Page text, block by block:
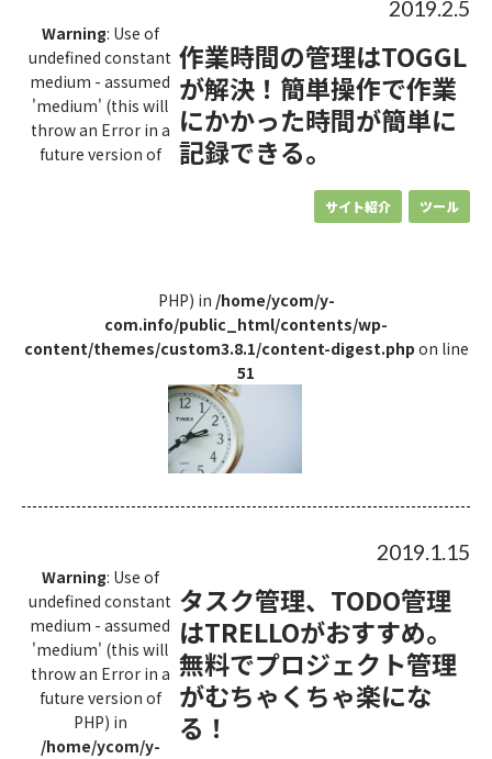
2019.2.5
作業時間の管理はTOGGL
が解決！簡単操作で作業
にかかった時間が簡単に
記録できる。
サイト紹介 ツール
Warning: Use of
undefined constant
medium - assumed
'medium' (this will
throw an Error in a
future version of
PHP) in /home/ycom/y-
com.info/public_html/contents/wp-
content/themes/custom3.8.1/content-digest.php on line
51
2019.1.15
タスク管理、TODO管理
はTRELLOがおすすめ。
無料でプロジェクト管理
がむちゃくちゃ楽にな
る！
Warning: Use of
undefined constant
medium - assumed
'medium' (this will
throw an Error in a
future version of
PHP) in
/home/ycom/y-